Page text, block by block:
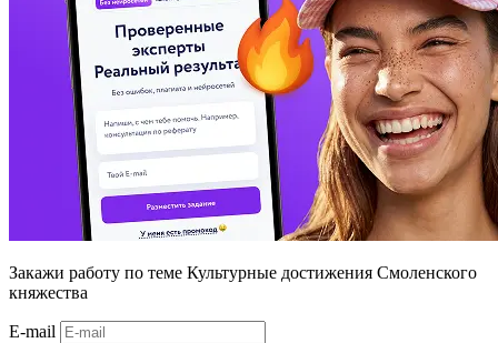
Закажи работу по теме Культурные достижения Смоленского
княжества
E-mail